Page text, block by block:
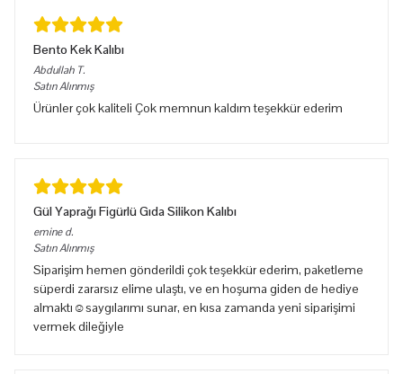
Bento Kek Kalıbı
Abdullah T.
Satın Alınmış
Ürünler çok kaliteli Çok memnun kaldım teşekkür ederim
Gül Yaprağı Figürlü Gıda Silikon Kalıbı
emine d.
Satın Alınmış
Siparişim hemen gönderildi çok teşekkür ederim, paketleme
süperdi zararsız elime ulaştı, ve en hoşuma giden de hediye
almaktı☺️saygılarımı sunar, en kısa zamanda yeni siparişimi
vermek dileğiyle